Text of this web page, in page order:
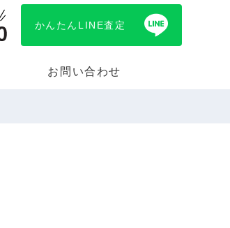
かんたんLINE査定
お問い合わせ